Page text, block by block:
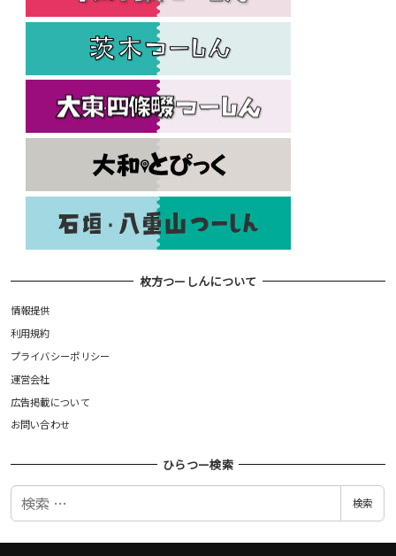
枚方つーしんについて
情報提供
利用規約
プライバシーポリシー
運営会社
広告掲載について
お問い合わせ
ひらつー検索
検
検索